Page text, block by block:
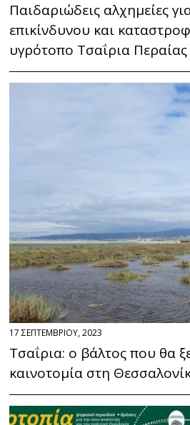
Παιδαριώδεις αλχημείες
επικίνδυνου και
υγρότοπο Τσαΐρια Περαίας
17 ΣΕΠΤΕΜΒΡΙΟΥ, 2023
Τσαΐρια: ο βάλτος που θα
καινοτομία στη